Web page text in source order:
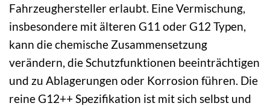
Fahrzeughersteller erlaubt. Eine Vermischung,
insbesondere mit älteren G11 oder G12 Typen,
kann die chemische Zusammensetzung
verändern, die Schutzfunktionen beeinträchtigen
und zu Ablagerungen oder Korrosion führen. Die
reine G12++ Spezifikation ist mit sich selbst und